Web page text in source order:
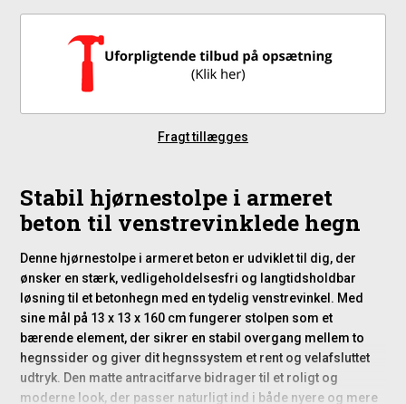
Fragt tillægges
Stabil hjørnestolpe i armeret
beton til venstrevinklede hegn
Denne hjørnestolpe i armeret beton er udviklet til dig, der
ønsker en stærk, vedligeholdelsesfri og langtidsholdbar
løsning til et betonhegn med en tydelig venstrevinkel. Med
sine mål på 13 x 13 x 160 cm fungerer stolpen som et
bærende element, der sikrer en stabil overgang mellem to
hegnssider og giver dit hegnssystem et rent og velafsluttet
udtryk. Den matte antracitfarve bidrager til et roligt og
moderne look, der passer naturligt ind i både nyere og mere